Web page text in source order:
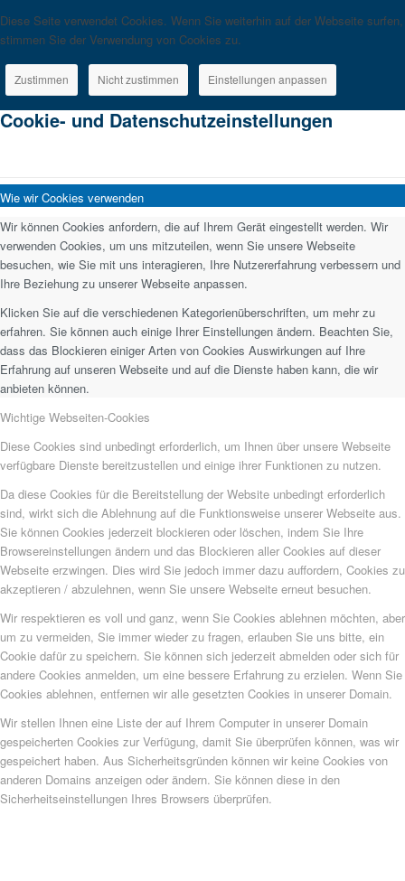
Diese Seite verwendet Cookies. Wenn Sie weiterhin auf der Webseite surfen,
stimmen Sie der Verwendung von Cookies zu.
Zustimmen Nicht zustimmen Einstellungen anpassen
Cookie- und Datenschutzeinstellungen
Wie wir Cookies verwenden
Wir können Cookies anfordern, die auf Ihrem Gerät eingestellt werden. Wir
verwenden Cookies, um uns mitzuteilen, wenn Sie unsere Webseite
besuchen, wie Sie mit uns interagieren, Ihre Nutzererfahrung verbessern und
Ihre Beziehung zu unserer Webseite anpassen.
Klicken Sie auf die verschiedenen Kategorienüberschriften, um mehr zu
erfahren. Sie können auch einige Ihrer Einstellungen ändern. Beachten Sie,
dass das Blockieren einiger Arten von Cookies Auswirkungen auf Ihre
Erfahrung auf unseren Webseite und auf die Dienste haben kann, die wir
anbieten können.
Wichtige Webseiten-Cookies
Diese Cookies sind unbedingt erforderlich, um Ihnen über unsere Webseite
verfügbare Dienste bereitzustellen und einige ihrer Funktionen zu nutzen.
Da diese Cookies für die Bereitstellung der Website unbedingt erforderlich
sind, wirkt sich die Ablehnung auf die Funktionsweise unserer Webseite aus.
Sie können Cookies jederzeit blockieren oder löschen, indem Sie Ihre
Browsereinstellungen ändern und das Blockieren aller Cookies auf dieser
Webseite erzwingen. Dies wird Sie jedoch immer dazu auffordern, Cookies zu
akzeptieren / abzulehnen, wenn Sie unsere Webseite erneut besuchen.
Wir respektieren es voll und ganz, wenn Sie Cookies ablehnen möchten, aber
um zu vermeiden, Sie immer wieder zu fragen, erlauben Sie uns bitte, ein
Cookie dafür zu speichern. Sie können sich jederzeit abmelden oder sich für
andere Cookies anmelden, um eine bessere Erfahrung zu erzielen. Wenn Sie
Cookies ablehnen, entfernen wir alle gesetzten Cookies in unserer Domain.
Wir stellen Ihnen eine Liste der auf Ihrem Computer in unserer Domain
gespeicherten Cookies zur Verfügung, damit Sie überprüfen können, was wir
gespeichert haben. Aus Sicherheitsgründen können wir keine Cookies von
anderen Domains anzeigen oder ändern. Sie können diese in den
Sicherheitseinstellungen Ihres Browsers überprüfen.